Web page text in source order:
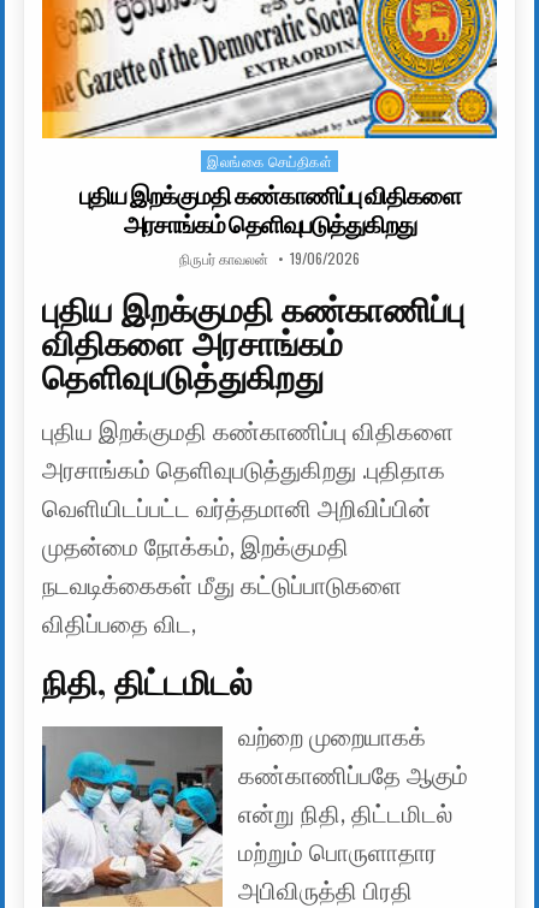
Posted in
இலங்கை செய்திகள்
புதிய இறக்குமதி கண்காணிப்பு விதிகளை
அரசாங்கம் தெளிவுபடுத்துகிறது
AUTHOR:
நிருபர் காவலன் PUBLISHED DATE:
19/06/2026
புதிய இறக்குமதி கண்காணிப்பு
விதிகளை அரசாங்கம்
தெளிவுபடுத்துகிறது
புதிய இறக்குமதி கண்காணிப்பு விதிகளை
அரசாங்கம் தெளிவுபடுத்துகிறது .புதிதாக
வெளியிடப்பட்ட வர்த்தமானி அறிவிப்பின்
முதன்மை நோக்கம், இறக்குமதி
நடவடிக்கைகள் மீது கட்டுப்பாடுகளை
விதிப்பதை விட,
நிதி, திட்டமிடல்
வற்றை முறையாகக்
கண்காணிப்பதே ஆகும்
என்று நிதி, திட்டமிடல்
மற்றும் பொருளாதார
அபிவிருத்தி பிரதி